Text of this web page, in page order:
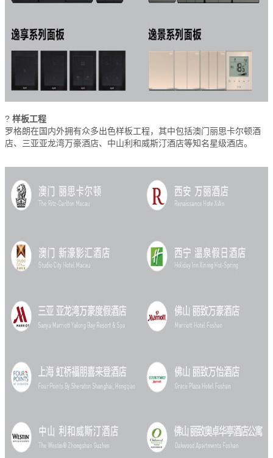
? 样板工程
罗格朗在国内外拥有众多出色样板工程，其中包括澳门丽思卡尔顿酒
店、三亚亚龙湾万豪酒店、中山利和威斯汀酒店等知名星级酒店。